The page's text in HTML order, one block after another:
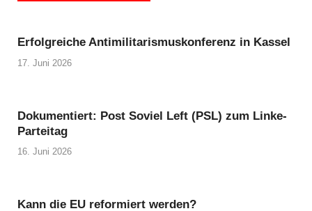
Erfolgreiche Antimilitarismuskonferenz in Kassel
17. Juni 2026
Dokumentiert: Post Soviel Left (PSL) zum Linke-
Parteitag
16. Juni 2026
Kann die EU reformiert werden?